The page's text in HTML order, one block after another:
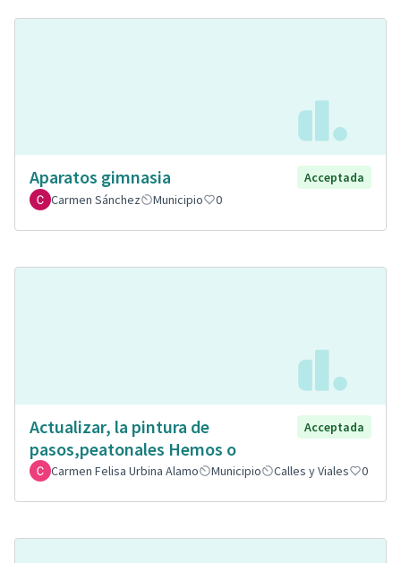
Aparatos gimnasia
Acceptada
Carmen Sánchez
Municipio 0
Actualizar, la pintura de
pasos,peatonales Hemos o
Acceptada
Carmen Felisa Urbina Alamo Municipio Calles y Viales 0